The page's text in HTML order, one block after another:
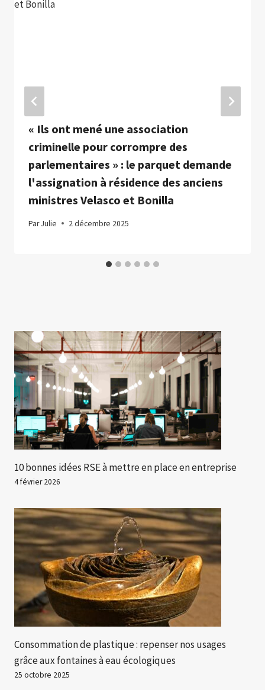
« Ils ont mené une association
criminelle pour corrompre des
parlementaires » : le parquet demande
l'assignation à résidence des anciens
ministres Velasco et Bonilla
ParJulie 2 décembre 2025
10 bonnes idées RSE à mettre en place en entreprise
4 février 2026
Consommation de plastique : repenser nos usages
grâce aux fontaines à eau écologiques
25 octobre 2025